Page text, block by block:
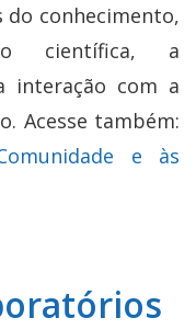
conhecimento,
científica, a
interação com a
Acesse também:
e às